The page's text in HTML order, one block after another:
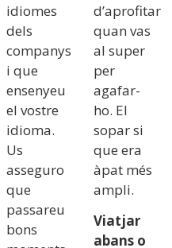
idiomes
dels
companys
i que
ensenyeu
el vostre
idioma.
Us
asseguro
que
passareu
bons
d’aprofitar
quan vas
al super
per
agafar-
ho. El
sopar si
que era
àpat més
ampli.
Viatjar
abans o